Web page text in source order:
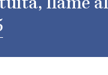
llame al